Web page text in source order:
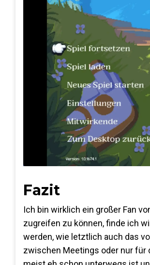
Fazit
Ich bin wirklich ein großer Fan
zugreifen zu können, finde ich
werden, wie letztlich auch das
zwischen Meetings oder nur für